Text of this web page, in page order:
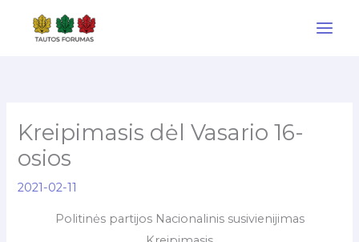
Kreipimasis dėl Vasario 16-
osios
2021-02-11
Politinės partijos Nacionalinis susivienijimas